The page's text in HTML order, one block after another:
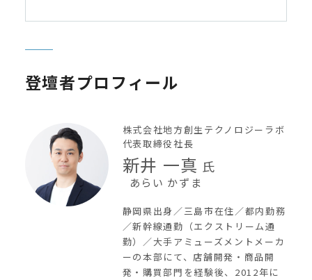
登壇者プロフィール
株式会社地方創生テクノロジーラボ
代表取締役社長
新井 一真 氏
あらい かずま
静岡県出身／三島市在住／都内勤務
／新幹線通勤（エクストリーム通
勤）／大手アミューズメントメーカ
ーの本部にて、店舗開発・商品開
発・購買部門を経験後、2012年に